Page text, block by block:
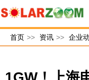
首页 >> 资讯 >> 企业